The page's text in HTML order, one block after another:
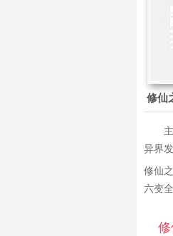
修仙
异界
修仙
六变